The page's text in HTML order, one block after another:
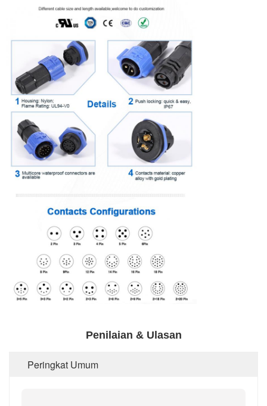
Penilaian & Ulasan
Peringkat Umum